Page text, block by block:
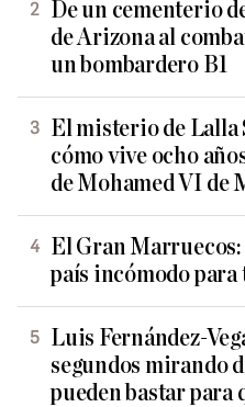
De un cementerio
de Arizona al
un bombardero B1
El misterio de Lalla
cómo vive ocho
de Mohamed VI de
El Gran
país incómodo para
Luis Fernández-
segundos mirando
pueden bastar para